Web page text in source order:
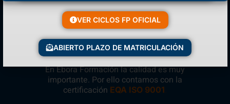
En Ebora Formación la calidad es muy
importante. Por ello contamos con la
certificación EQA ISO 9001
VER CICLOS FP OFICIAL
ABIERTO PLAZO DE MATRICULACIÓN